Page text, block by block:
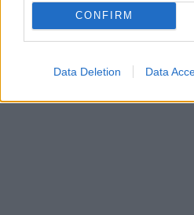
CONFIRM
Data Deletion Data
Ρουμελιώτη:
τους έκλεψε τον
ΔΙΑΦΗΜΙΣΗ